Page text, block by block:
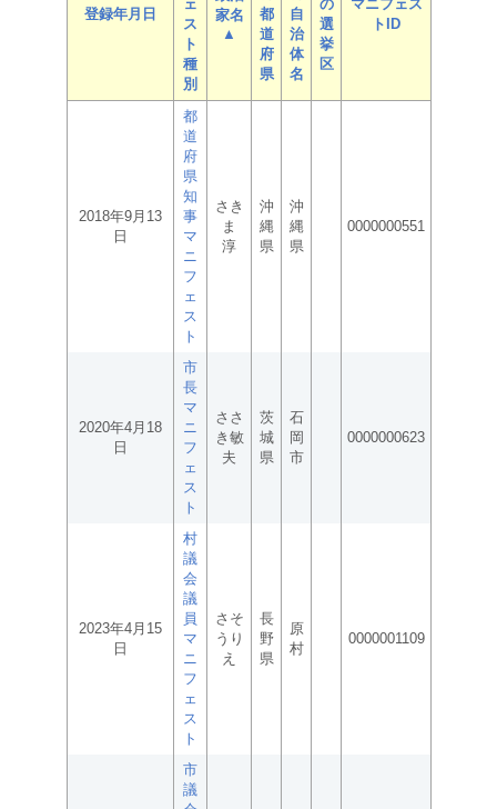
登録年月日
ェ
ス
ト
種
別
家名
▲
都
道
府
県
自
治
体
名
の
選
挙
区
マニフェス
トID
2018年9月13
日
都
道
府
県
知
事
マ
ニ
フ
ェ
ス
ト
さき
ま
淳
沖
縄
県
沖
縄
県
0000000551
2020年4月18
日
市
長
マ
ニ
フ
ェ
ス
ト
ささ
き敏
夫
茨
城
県
石
岡
市
0000000623
2023年4月15
日
村
議
会
議
員
マ
ニ
フ
ェ
ス
ト
さそ
うり
え
長
野
県
原
村
0000001109
市
議